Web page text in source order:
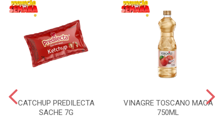
CATCHUP PREDILECTA
SACHE 7G
VINAGRE TOSCANO MACA
750ML